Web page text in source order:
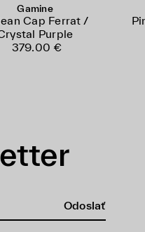
Gamine
Cap Ferrat /
Purple
379.00 €
Odoslať